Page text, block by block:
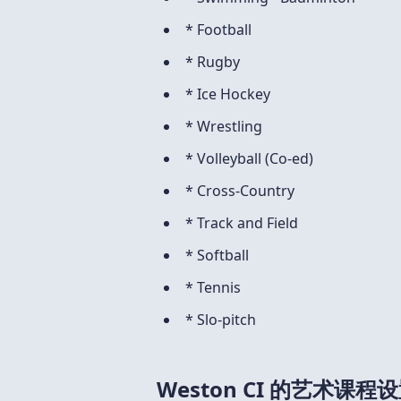
* Football
* Rugby
* Ice Hockey
* Wrestling
* Volleyball (Co-ed)
* Cross-Country
* Track and Field
* Softball
* Tennis
* Slo-pitch
Weston CI 的艺术课程